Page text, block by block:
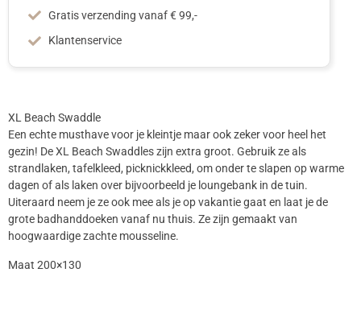
Gratis verzending vanaf € 99,-
Klantenservice
XL Beach Swaddle
Een echte musthave voor je kleintje maar ook zeker voor heel het
gezin! De XL Beach Swaddles zijn extra groot. Gebruik ze als
strandlaken, tafelkleed, picknickkleed, om onder te slapen op warme
dagen of als laken over bijvoorbeeld je loungebank in de tuin.
Uiteraard neem je ze ook mee als je op vakantie gaat en laat je de
grote badhanddoeken vanaf nu thuis. Ze zijn gemaakt van
hoogwaardige zachte mousseline.
Maat 200×130